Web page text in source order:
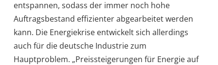
entspannen, sodass der immer noch hohe
Auftragsbestand effizienter abgearbeitet werden
kann. Die Energiekrise entwickelt sich allerdings
auch für die deutsche Industrie zum
Hauptproblem. „Preissteigerungen für Energie auf